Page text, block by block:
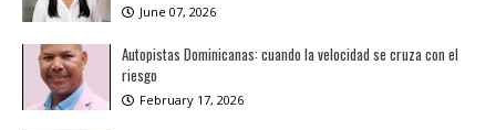
June 07, 2026
Autopistas Dominicanas: cuando la velocidad se cruza con el
riesgo
February 17, 2026